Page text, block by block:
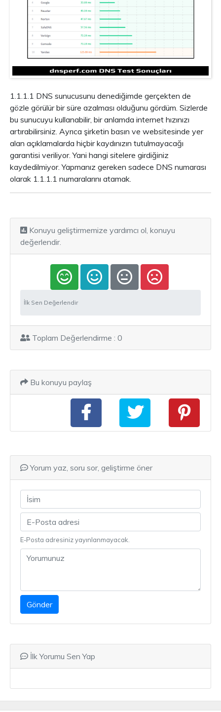
1.1.1.1 DNS sunucusunu denediğimde gerçekten de
gözle görülür bir süre azalması olduğunu gördüm. Sizlerde
bu sunucuyu kullanabilir, bir anlamda internet hızınızı
artırabilirsiniz. Ayrıca şirketin basın ve websitesinde yer
alan açıklamalarda hiçbir kaydınızın tutulmayacağı
garantisi veriliyor. Yani hangi sitelere girdiğiniz
kaydedilmiyor. Yapmanız gereken sadece DNS numarası
olarak 1.1.1.1 numaralarını atamak.
Konuyu geliştirmemize yardımcı ol, konuyu
değerlendir.
İlk Sen Değerlendir
Toplam Değerlendirme : 0
Bu konuyu paylaş
Yorum yaz, soru sor, geliştirme öner
E-Posta adresiniz yayınlanmayacak.
Gönder
İlk Yorumu Sen Yap